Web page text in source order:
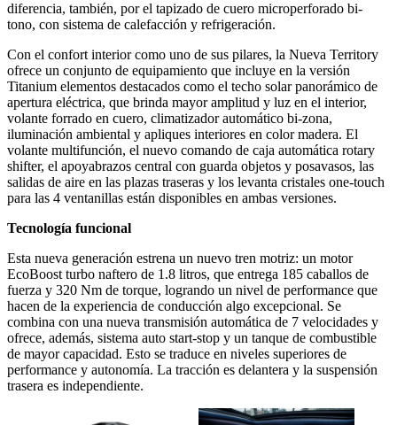
diferencia, también, por el tapizado de cuero microperforado bi-
tono, con sistema de calefacción y refrigeración.
Con el confort interior como uno de sus pilares, la Nueva Territory
ofrece un conjunto de equipamiento que incluye en la versión
Titanium elementos destacados como el techo solar panorámico de
apertura eléctrica, que brinda mayor amplitud y luz en el interior,
volante forrado en cuero, climatizador automático bi-zona,
iluminación ambiental y apliques interiores en color madera. El
volante multifunción, el nuevo comando de caja automática rotary
shifter, el apoyabrazos central con guarda objetos y posavasos, las
salidas de aire en las plazas traseras y los levanta cristales one-touch
para las 4 ventanillas están disponibles en ambas versiones.
Tecnología funcional
Esta nueva generación estrena un nuevo tren motriz: un motor
EcoBoost turbo naftero de 1.8 litros, que entrega 185 caballos de
fuerza y 320 Nm de torque, logrando un nivel de performance que
hacen de la experiencia de conducción algo excepcional. Se
combina con una nueva transmisión automática de 7 velocidades y
ofrece, además, sistema auto start-stop y un tanque de combustible
de mayor capacidad. Esto se traduce en niveles superiores de
performance y autonomía. La tracción es delantera y la suspensión
trasera es independiente.